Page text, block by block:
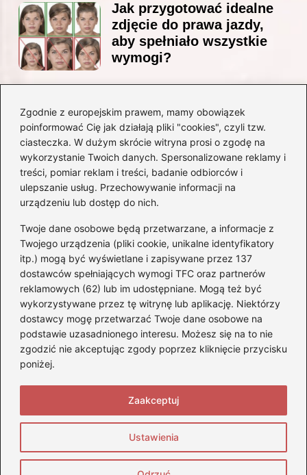
Zgodnie z europejskim prawem, mamy obowiązek
poinformować Cię jak działają pliki "cookies", czyli tzw.
ciasteczka. W dużym skrócie witryna prosi o zgodę na
wykorzystanie Twoich danych. Spersonalizowane reklamy i
treści, pomiar reklam i treści, badanie odbiorców i
ulepszanie usług. Przechowywanie informacji na
urządzeniu lub dostęp do nich.
Twoje dane osobowe będą przetwarzane, a informacje z
Twojego urządzenia (pliki cookie, unikalne identyfikatory
itp.) mogą być wyświetlane i zapisywane przez 137
dostawców spełniających wymogi TFC oraz partnerów
reklamowych (62) lub im udostępniane. Mogą też być
wykorzystywane przez tę witrynę lub aplikację. Niektórzy
dostawcy mogę przetwarzać Twoje dane osobowe na
podstawie uzasadnionego interesu. Możesz się na to nie
zgodzić nie akceptując zgody poprzez kliknięcie przycisku
poniżej.
Ustawienia
Zaakceptuj
Jak przygotować idealne
zdjęcie do prawa jazdy,
aby spełniało wszystkie
wymogi?
Czy Jarosław Kaczyński
posiada prawo jazdy? Oto
prawda, którą warto znać!
Kategorie
Akumulatory(71)
Benzyna i Diesel(68)
Motocykle(47)
Opony(77)
Prawo jazdy(75)
Samochody(275)
Silniki(83)
Copyright © super-bmw.pl
Prywatność
Zasady użytkowania
Napisz do nas